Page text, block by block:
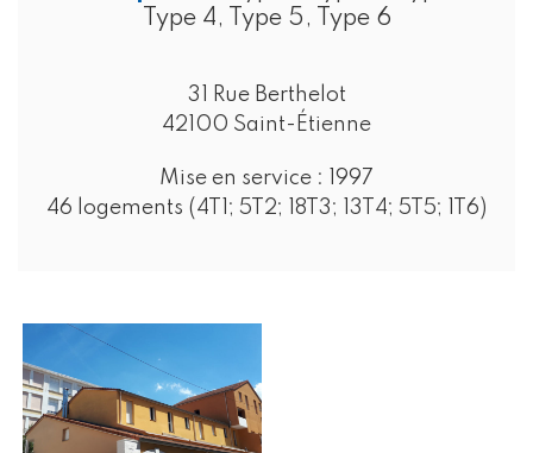
Type 4, Type 5, Type 6
31 Rue Berthelot
42100 Saint-Étienne
Mise en service :
1997
46 logements (4T1; 5T2; 18T3; 13T4; 5T5; 1T6)